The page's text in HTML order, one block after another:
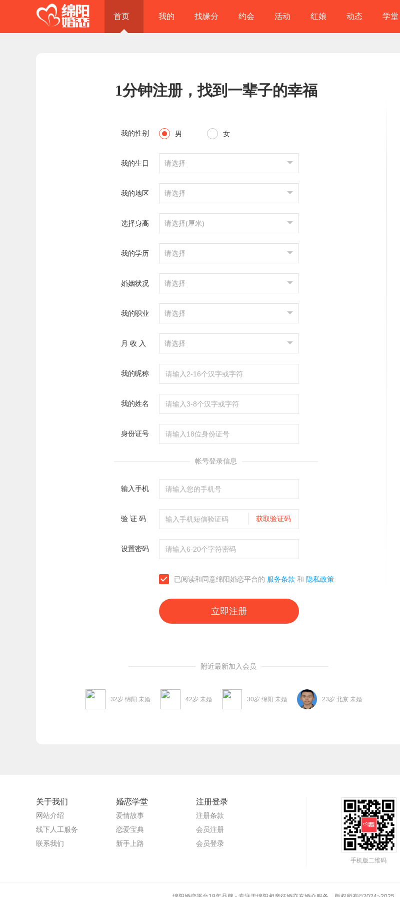
首页 我的 找缘分 约会 活动 红娘 动态 学堂
1分钟注册，找到一辈子的幸福
我的性别 男 女
我的生日 请选择
我的地区 请选择
选择身高 请选择(厘米)
我的学历 请选择
婚姻状况 请选择
我的职业 请选择
月 收 入 请选择
我的昵称
我的姓名
身份证号
帐号登录信息
输入手机
验 证 码 获取验证码
设置密码
已阅读和同意绵阳婚恋平台的 服务条款 和 隐私政策
附近最新加入会员
32岁 绵阳 未婚 42岁 未婚 30岁 绵阳 未婚 23岁 北京 未婚
关于我们
网站介绍
线下人工服务
联系我们
婚恋学堂
爱情故事
恋爱宝典
新手上路
注册登录
注册条款
会员注册
会员登录
手机版二维码